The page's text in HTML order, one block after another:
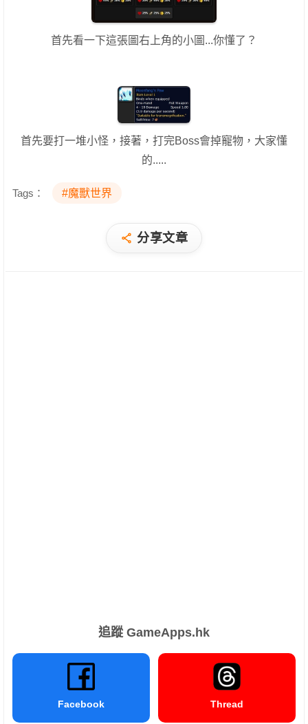
首先看一下這張圖右上角的小圖...你懂了？
首先要打一堆小怪，接著，打完Boss會掉寵物，大家懂
的.....
Tags： #魔獸世界
分享文章
追蹤 GameApps.hk
Facebook Thread